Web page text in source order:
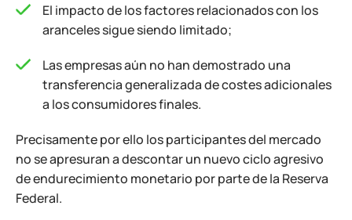
El impacto de los factores relacionados con los
aranceles sigue siendo limitado;
Las empresas aún no han demostrado una
transferencia generalizada de costes adicionales
a los consumidores finales.
Precisamente por ello los participantes del mercado
no se apresuran a descontar un nuevo ciclo agresivo
de endurecimiento monetario por parte de la Reserva
Federal.